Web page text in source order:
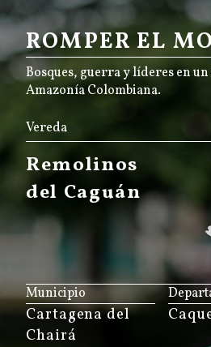
ROMPER EL
Bosques, guerra y líderes en
Amazonía Colombiana.
Vereda
Remolinos
del Caguán
JS map
Municipio
Cartagena del
Chairá